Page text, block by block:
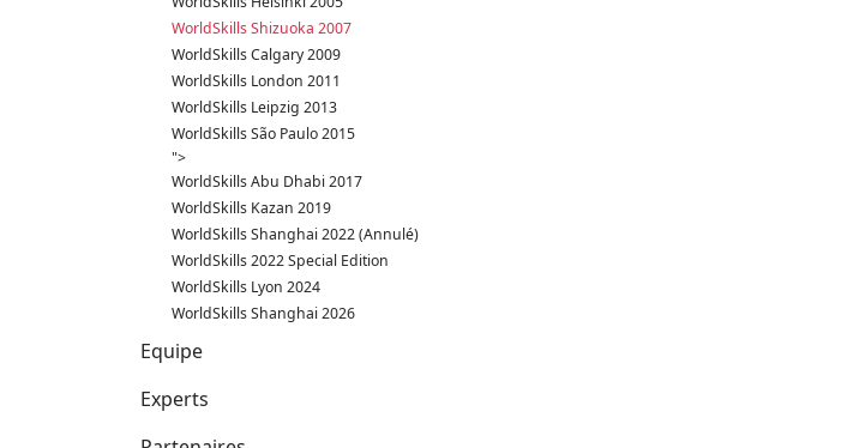
WorldSkills Shizuoka 2007
WorldSkills Calgary 2009
WorldSkills London 2011
WorldSkills Leipzig 2013
WorldSkills São Paulo 2015
">
WorldSkills Abu Dhabi 2017
WorldSkills Kazan 2019
WorldSkills Shanghai 2022 (Annulé)
WorldSkills 2022 Special Edition
WorldSkills Lyon 2024
WorldSkills Shanghai 2026
Equipe
Experts